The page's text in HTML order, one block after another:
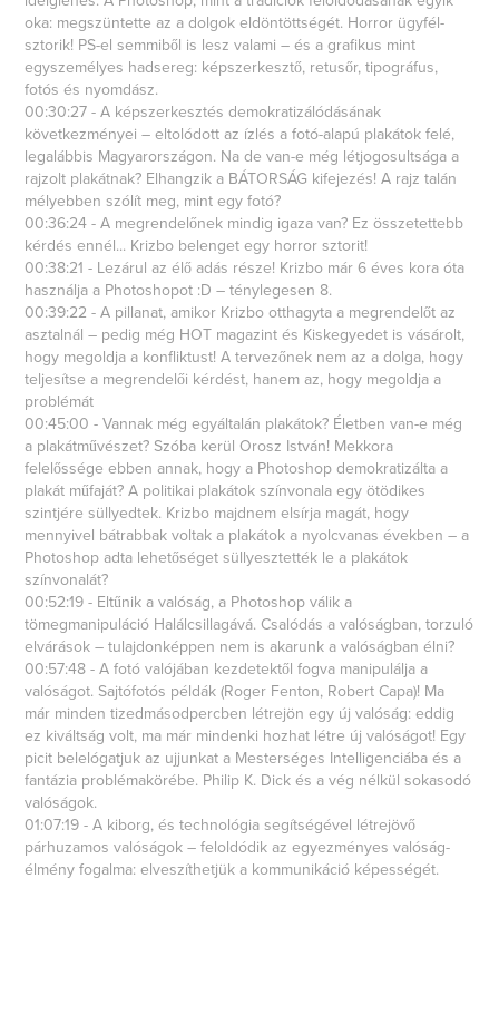
oka: megszüntette az a dolgok eldöntöttségét. Horror ügyfél-
sztorik! PS-el semmiből is lesz valami – és a grafikus mint
egyszemélyes hadsereg: képszerkesztő, retusőr, tipográfus,
fotós és nyomdász.
00:30:27 - A képszerkesztés demokratizálódásának
következményei – eltolódott az ízlés a fotó-alapú plakátok felé,
legalábbis Magyarországon. Na de van-e még létjogosultsága a
rajzolt plakátnak? Elhangzik a BÁTORSÁG kifejezés! A rajz talán
mélyebben szólít meg, mint egy fotó?
00:36:24 - A megrendelőnek mindig igaza van? Ez összetettebb
kérdés ennél... Krizbo belenget egy horror sztorit!
00:38:21 - Lezárul az élő adás része! Krizbo már 6 éves kora óta
használja a Photoshopot :D – ténylegesen 8.
00:39:22 - A pillanat, amikor Krizbo otthagyta a megrendelőt az
asztalnál – pedig még HOT magazint és Kiskegyedet is vásárolt,
hogy megoldja a konfliktust! A tervezőnek nem az a dolga, hogy
teljesítse a megrendelői kérdést, hanem az, hogy megoldja a
problémát
00:45:00 - Vannak még egyáltalán plakátok? Életben van-e még
a plakátművészet? Szóba kerül Orosz István! Mekkora
felelőssége ebben annak, hogy a Photoshop demokratizálta a
plakát műfaját? A politikai plakátok színvonala egy ötödikes
szintjére süllyedtek. Krizbo majdnem elsírja magát, hogy
mennyivel bátrabbak voltak a plakátok a nyolcvanas években – a
Photoshop adta lehetőséget süllyesztették le a plakátok
színvonalát?
00:52:19 - Eltűnik a valóság, a Photoshop válik a
tömegmanipuláció Halálcsillagává. Csalódás a valóságban, torzuló
elvárások – tulajdonképpen nem is akarunk a valóságban élni?
00:57:48 - A fotó valójában kezdetektől fogva manipulálja a
valóságot. Sajtófotós példák (Roger Fenton, Robert Capa)! Ma
már minden tizedmásodpercben létrejön egy új valóság: eddig
ez kiváltság volt, ma már mindenki hozhat létre új valóságot! Egy
picit belelógatjuk az ujjunkat a Mesterséges Intelligenciába és a
fantázia problémakörébe. Philip K. Dick és a vég nélkül sokasodó
valóságok.
01:07:19 - A kiborg, és technológia segítségével létrejövő
párhuzamos valóságok – feloldódik az egyezményes valóság-
élmény fogalma: elveszíthetjük a kommunikáció képességét.